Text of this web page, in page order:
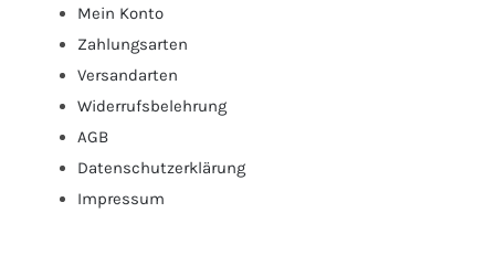
Mein Konto
Zahlungsarten
Versandarten
Widerrufsbelehrung
AGB
Datenschutzerklärung
Impressum